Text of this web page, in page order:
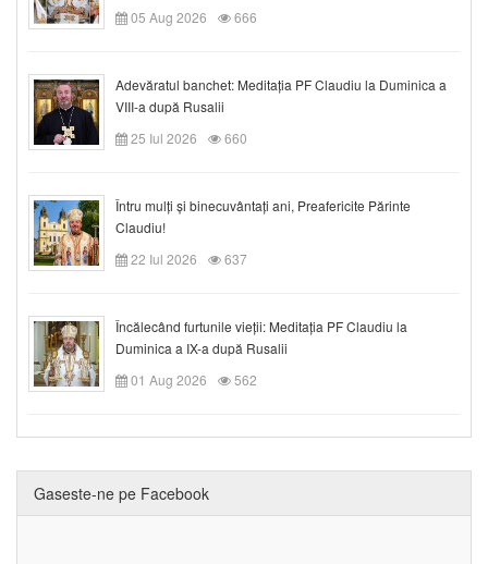
05 Aug 2026 666
Adevăratul banchet: Meditația PF Claudiu la Duminica a
VIII-a după Rusalii
25 Iul 2026
660
Întru mulți și binecuvântați ani, Preafericite Părinte
Claudiu!
22 Iul 2026
637
Încălecând furtunile vieții: Meditația PF Claudiu la
Duminica a IX-a după Rusalii
01 Aug 2026
562
Gaseste-ne pe Facebook